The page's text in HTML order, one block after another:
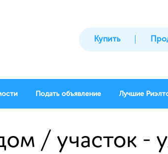
Купить
Подать объявление Лучшие
/ участок -